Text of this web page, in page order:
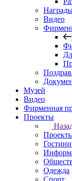
Видео
Музей
Видео
Фирменная
Проекты
Одежда
Спорт